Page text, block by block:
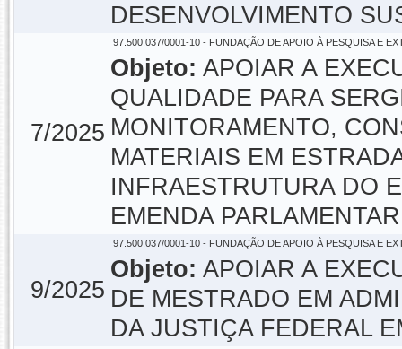
DESENVOLVIMENTO
7/2025
97.500.037/0001-10 - FUNDAÇÃO DE APOIO À PESQUISA E
Objeto: APOIAR A
QUALIDADE PARA
MONITORAMENTO,
MATERIAIS EM
INFRAESTRUTURA DO
EMENDA
9/2025
97.500.037/0001-10 - FUNDAÇÃO DE APOIO À PESQUISA E
Objeto: APOIAR A
DE MESTRADO EM
DA JUSTIÇA FEDERAL